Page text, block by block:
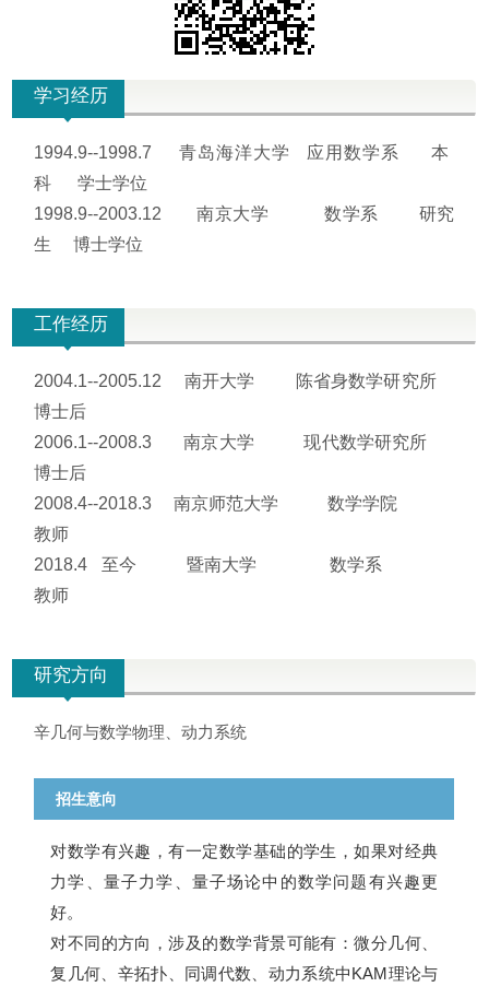
学习经历
1994.9--1998.7 青岛海洋大学 应用数学系 本
科 学士学位
1998.9--2003.12 南京大学 数学系 研究
生 博士学位
工作经历
2004.1--2005.12 南开大学 陈省身数学研究所
博士后
2006.1--2008.3 南京大学 现代数学研究所
博士后
2008.4--2018.3 南京师范大学 数学学院
教师
2018.4 至今 暨南大学 数学系
教师
研究方向
辛几何与数学物理、动力系统
招生意向
对数学有兴趣，有一定数学基础的学生，如果对经典
力学、量子力学、量子场论中的数学问题有兴趣更
好。
对不同的方向，涉及的数学背景可能有：微分几何、
复几何、辛拓扑、同调代数、动力系统中KAM理论与